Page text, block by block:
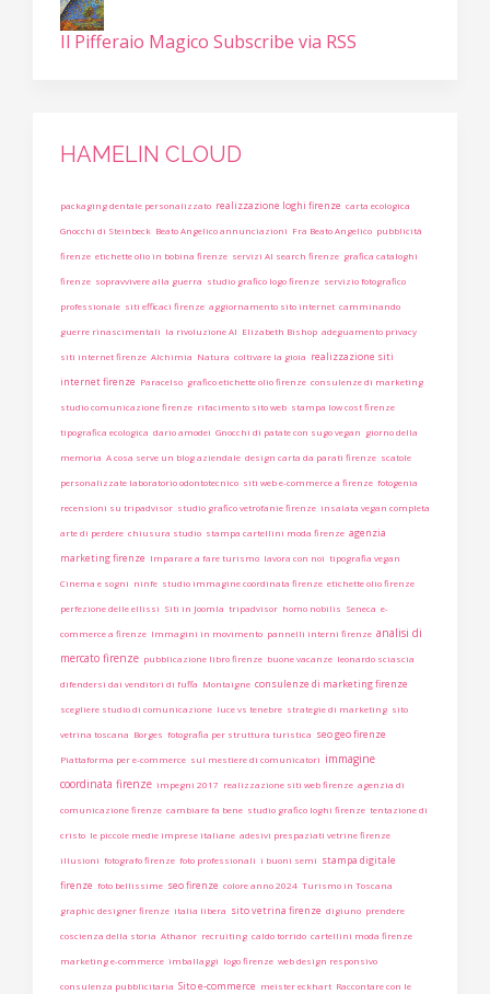
Il Pifferaio Magico Subscribe via RSS
HAMELIN CLOUD
packaging dentale personalizzato realizzazione loghi firenze carta ecologica
Gnocchi di Steinbeck Beato Angelico annunciazioni Fra Beato Angelico pubblicità
firenze etichette olio in bobina firenze servizi AI search firenze grafica cataloghi
firenze sopravvivere alla guerra studio grafico logo firenze servizio fotografico
professionale siti efficaci firenze aggiornamento sito internet camminando
guerre rinascimentali la rivoluzione AI Elizabeth Bishop adeguamento privacy
siti internet firenze Alchimia Natura coltivare la gioia realizzazione siti
internet firenze Paracelso grafico etichette olio firenze consulenze di marketing
studio comunicazione firenze rifacimento sito web stampa low cost firenze
tipografica ecologica dario amodei Gnocchi di patate con sugo vegan giorno della
memoria A cosa serve un blog aziendale design carta da parati firenze scatole
personalizzate laboratorio odontotecnico siti web e-commerce a firenze fotogenia
recensioni su tripadvisor studio grafico vetrofanie firenze insalata vegan completa
arte di perdere chiusura studio stampa cartellini moda firenze agenzia
marketing firenze Imparare a fare turismo lavora con noi tipografia vegan
Cinema e sogni ninfe studio immagine coordinata firenze etichette olio firenze
perfezione delle ellissi Siti in Joomla tripadvisor homo nobilis Seneca e-
commerce a firenze Immagini in movimento pannelli interni firenze analisi di
mercato firenze pubblicazione libro firenze buone vacanze leonardo sciascia
difendersi dai venditori di fuffa Montaigne consulenze di marketing firenze
scegliere studio di comunicazione luce vs tenebre strategie di marketing sito
vetrina toscana Borges fotografia per struttura turistica seo geo firenze
Piattaforma per e-commerce sul mestiere di comunicatori immagine
coordinata firenze impegni 2017 realizzazione siti web firenze agenzia di
comunicazione firenze cambiare fa bene studio grafico loghi firenze tentazione di
cristo le piccole medie imprese italiane adesivi prespaziati vetrine firenze
illusioni fotografo firenze foto professionali i buoni semi stampa digitale
firenze foto bellissime seo firenze colore anno 2024 Turismo in Toscana
graphic designer firenze italia libera sito vetrina firenze digiuno prendere
coscienza della storia Athanor recruiting caldo torrido cartellini moda firenze
marketing e-commerce imballaggi logo firenze web design responsivo
consulenza pubblicitaria Sito e-commerce meister eckhart Raccontare con le